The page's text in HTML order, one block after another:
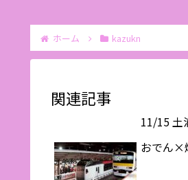
ホーム kazukn
関連記事
11/15 土
おでん×